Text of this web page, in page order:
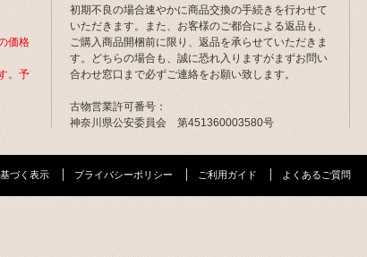
価格
。予
初期不良の場合速やかに商品交換の手続きを行わせて
いただきます。また、お客様のご都合による返品も、
ご購入商品開梱前に限り、返品を承らせていただきま
す。どちらの場合も、誠に恐れ入りますがまずお問い
合わせ窓口まで必ずご連絡をお願い致します。
古物営業許可番号：
神奈川県公安委員会 第451360003580号
づく表示 プライバシーポリシー ご利用ガイド よくあるご質問